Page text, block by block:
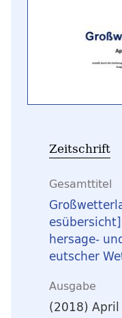
Zeitschrift
Gesamttitel
hersage-
eutscher
Ausgabe
(2018) April